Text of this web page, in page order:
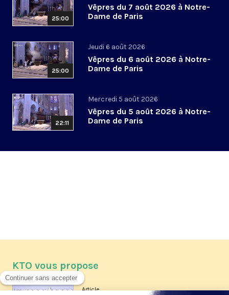
25:00
Vêpres du 7 août 2026 à Notre-
Dame de Paris
25:00
Jeudi 6 août 2026
Vêpres du 6 août 2026 à Notre-
Dame de Paris
22:11
Mercredi 5 août 2026
Vêpres du 5 août 2026 à Notre-
Dame de Paris
KTO vous propose
Article